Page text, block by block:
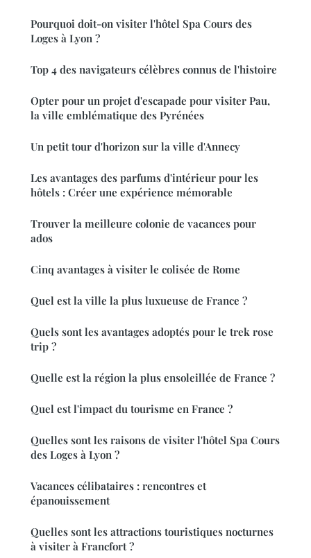
Pourquoi doit-on visiter l'hôtel Spa Cours des
Loges à Lyon ?
Top 4 des navigateurs célèbres connus de l'histoire
Opter pour un projet d'escapade pour visiter Pau,
la ville emblématique des Pyrénées
Un petit tour d'horizon sur la ville d'Annecy
Les avantages des parfums d'intérieur pour les
hôtels : Créer une expérience mémorable
Trouver la meilleure colonie de vacances pour
ados
Cinq avantages à visiter le colisée de Rome
Quel est la ville la plus luxueuse de France ?
Quels sont les avantages adoptés pour le trek rose
trip ?
Quelle est la région la plus ensoleillée de France ?
Quel est l'impact du tourisme en France ?
Quelles sont les raisons de visiter l'hôtel Spa Cours
des Loges à Lyon ?
Vacances célibataires : rencontres et
épanouissement
Quelles sont les attractions touristiques nocturnes
à visiter à Francfort ?